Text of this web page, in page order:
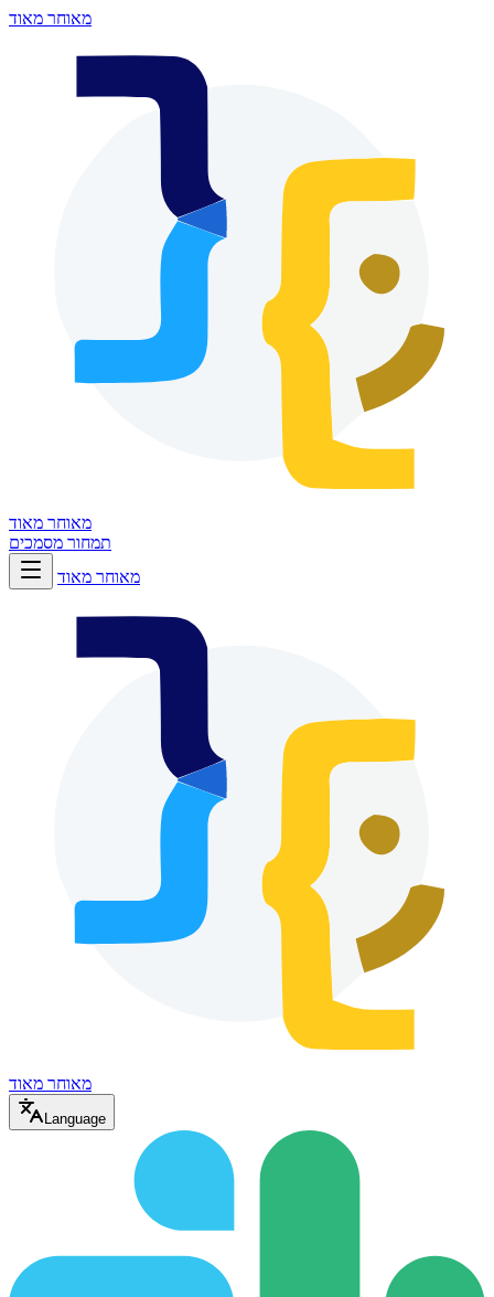
מאוחר מאוד
מאוחר מאוד
תמחור מסמכים
מאוחר מאוד
מאוחר מאוד
Language